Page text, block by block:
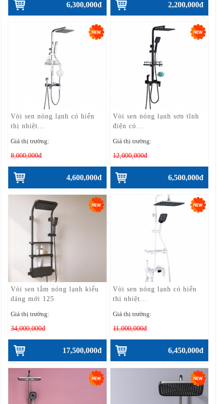
6,300,000đ 2,200,000đ
Vòi sen nóng lạnh có hiển
thị nhiệt...
Giá thị trường:
8,000,000đ
4,600,000đ
Vòi sen nóng lạnh sơn tĩnh
điện có...
Giá thị trường:
12,000,000đ
6,500,000đ
Vòi sen tắm nóng lạnh kiểu
dáng mới 125
Giá thị trường:
34,000,000đ
17,500,000đ
Vòi sen nóng lạnh có hiển
thị nhiệt...
Giá thị trường:
11,000,000đ
6,450,000đ